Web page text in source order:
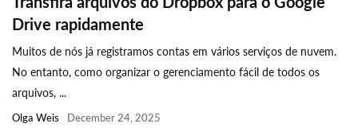
Drive rapidamente
Muitos de nós já registramos contas em vários serviços de nuvem.
No entanto, como organizar o gerenciamento fácil de todos os
arquivos, ...
Olga Weis December 24, 2025